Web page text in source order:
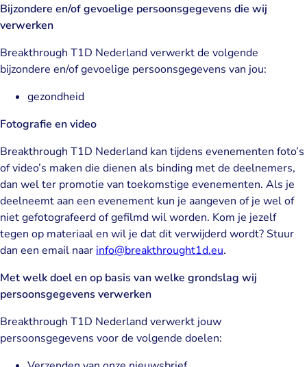
Bijzondere en/of gevoelige persoonsgegevens die wij
verwerken
Breakthrough T1D Nederland verwerkt de volgende
bijzondere en/of gevoelige persoonsgegevens van jou:
gezondheid
Fotografie en video
Breakthrough T1D Nederland kan tijdens evenementen foto’s
of video’s maken die dienen als binding met de deelnemers,
dan wel ter promotie van toekomstige evenementen. Als je
deelneemt aan een evenement kun je aangeven of je wel of
niet gefotografeerd of gefilmd wil worden. Kom je jezelf
tegen op materiaal en wil je dat dit verwijderd wordt? Stuur
dan een email naar info@breakthrought1d.eu.
Met welk doel en op basis van welke grondslag wij
persoonsgegevens verwerken
Breakthrough T1D Nederland verwerkt jouw
persoonsgegevens voor de volgende doelen: